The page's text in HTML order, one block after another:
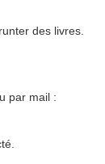
des livres.
par mail :